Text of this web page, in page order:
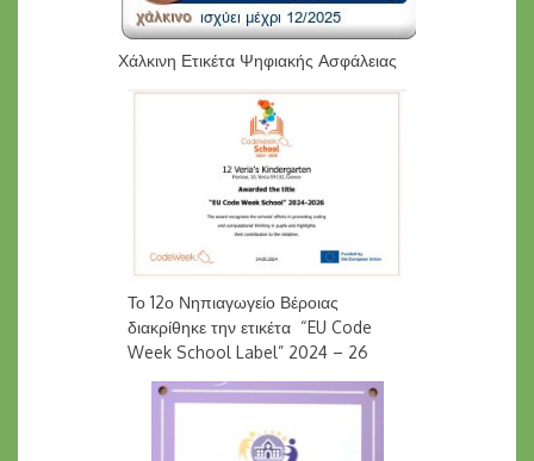
Χάλκινη Ετικέτα Ψηφιακής Ασφάλειας
Το 12ο Νηπιαγωγείο Βέροιας
διακρίθηκε την ετικέτα “EU Code
Week School Label” 2024 – 26